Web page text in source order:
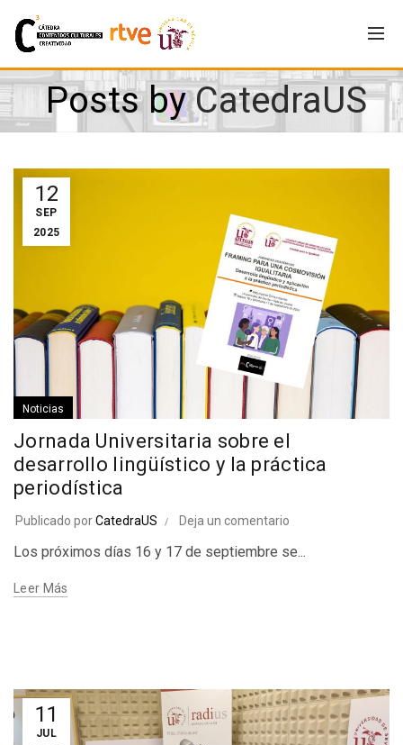
Posts byCatedraUS
12
SEP
2025
Noticias
Jornada Universitaria sobre el
desarrollo lingüístico y la práctica
periodística
Publicado porCatedraUS Deja un comentario
Los próximos días 16 y 17 de septiembre se...
Leer Más
11
JUL